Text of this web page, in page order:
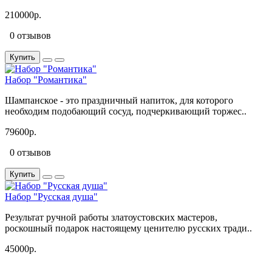
210000р.
0 отзывов
Купить
Набор "Романтика"
Шампанское - это праздничный напиток, для которого
необходим подобающий сосуд, подчеркивающий торжес..
79600р.
0 отзывов
Купить
Набор "Русская душа"
Результат ручной работы златоустовских мастеров,
роскошный подарок настоящему ценителю русских тради..
45000р.